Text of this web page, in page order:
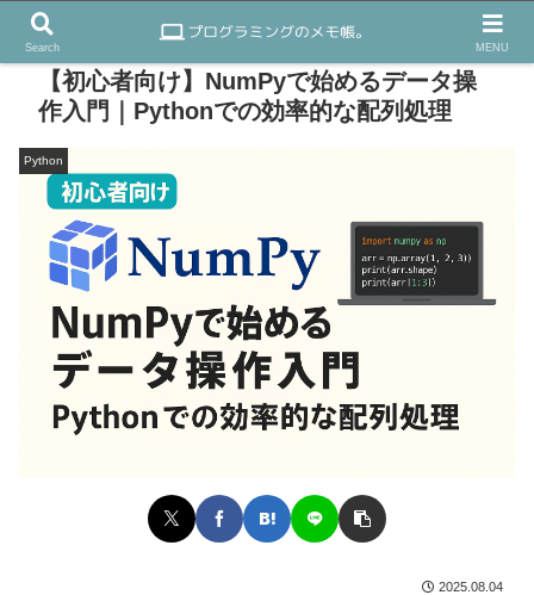
【初心者向け】NumPyで始めるデータ操
作入門｜Pythonでの効率的な配列処理
Python
2025.08.04
Search MENU